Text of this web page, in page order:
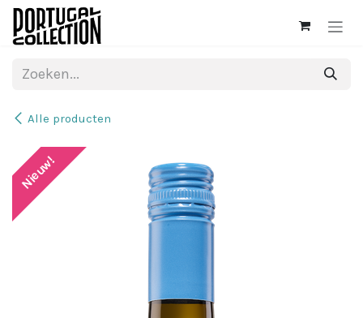
Overslaan naar inhoud
Alle producten
Nieuw!